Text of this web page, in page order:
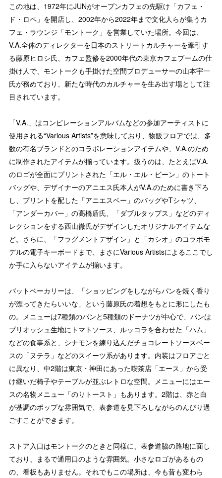
この地は、1972年にJUNがオープンカフェの先駆け「カフェ・
ド・ロペ」を開店し、2002年から2022年まで文化人らが集うカ
フェ・ラウンジ「モントーク」を営業していた場所。今回は、
V.A.全体のディレクターを日本のストリートカルチャーを牽引す
る藤原ヒロシ氏、カフェ監修を2000年代の東京カフェブームの仕
掛け人で、モントークも手掛けた空間プロデューサーの山本宇一
氏が務めており、新たな時代のカルチャーを生み出す場として注
目されています。
「V.A.」はコンピレーションアルバムなどの参加アーティストに
使用される“Various Artists”を意味しており、物販フロアでは、多
数の有名ブランドとのコラボレーションアイテムや、V.A.のため
に制作されたアイテムが揃っています。扱うのは、たとえばV.A.
のロゴが全面にプリントされた「エル・エル・ビーン」のトート
バッグや、デザイナーのアニエス氏本人がV.A.のために書き下ろ
し、プリントを配した「アニエスベー」のバッグやTシャツ、
「アンダーカバー」の高橋盾氏、「ダブルタップス」などのディ
レクションをする西山徹氏がデザインしたオリジナルアイテムな
ど。さらに、「フラグメントデザイン」と「カシオ」のコラボモ
デルの電子キーボードまで、まさにVarious Artistsによるここでし
か手に入らないアイテムが揃います。
バットベーカリーは、「ショッピングをしながらパンを焼く香り
が漂ってきたらいいな」という藤原氏の着想をもとに形にしたも
の。メニューは7種類のパンと5種類のドーナツが中心で、パンは
ブリオッシュ生地にトマトソース、ルッコラを合わせた「ハム」
などの食事系と、シナモンを練り込んだチョコレートソースベー
スの「ヌテラ」などのスイーツ系があります。内装はフロアごと
に異なり、中2階は東京・神田にあった喫茶店「エース」から受
け継いだ椅子やテーブルが並ぶレトロな空間。メニューにはエー
スの名物メニュー「のりトースト」もあります。2階は、赤と白
が基調のポップな雰囲気で、表参道を見下ろしながらのんびり過
ごすことができます。
ストア入口はモントークのときと同様に、表参道脇の路地に面し
ており、まるで通用口のような雰囲気。小さなロゴがあるもの
の、看板もありません。それでもこの場所は、今も昔も変わら